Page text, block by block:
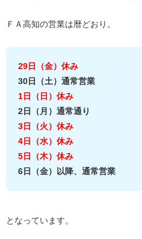
ＦＡ高知の営業は暦どおり。
29日（金）休み
30日（土）通常営業
1日（日）休み
2日（月）通常通り
3日（火）休み
4日（水）休み
5日（木）休み
6日（金）以降、通常営業
となっています。